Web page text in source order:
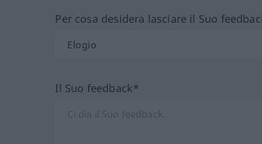
Per cosa desidera lasciare il Suo
Il Suo feedback*